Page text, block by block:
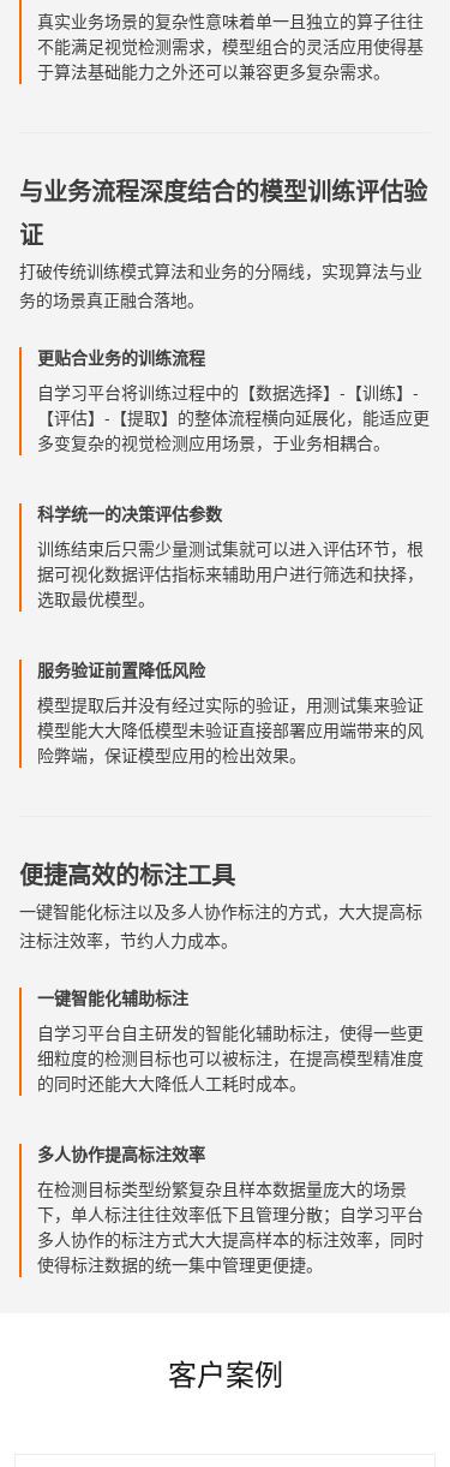
真实业务场景的复杂性意味着单一且独立的算子往往
不能满足视觉检测需求，模型组合的灵活应用使得基
于算法基础能力之外还可以兼容更多复杂需求。
与业务流程深度结合的模型训练评估验
证
打破传统训练模式算法和业务的分隔线，实现算法与业
务的场景真正融合落地。
更贴合业务的训练流程
自学习平台将训练过程中的【数据选择】-【训练】-
【评估】-【提取】的整体流程横向延展化，能适应更
多变复杂的视觉检测应用场景，于业务相耦合。
科学统一的决策评估参数
训练结束后只需少量测试集就可以进入评估环节，根
据可视化数据评估指标来辅助用户进行筛选和抉择，
选取最优模型。
服务验证前置降低风险
模型提取后并没有经过实际的验证，用测试集来验证
模型能大大降低模型未验证直接部署应用端带来的风
险弊端，保证模型应用的检出效果。
便捷高效的标注工具
一键智能化标注以及多人协作标注的方式，大大提高标
注标注效率，节约人力成本。
一键智能化辅助标注
自学习平台自主研发的智能化辅助标注，使得一些更
细粒度的检测目标也可以被标注，在提高模型精准度
的同时还能大大降低人工耗时成本。
多人协作提高标注效率
在检测目标类型纷繁复杂且样本数据量庞大的场景
下，单人标注往往效率低下且管理分散；自学习平台
多人协作的标注方式大大提高样本的标注效率，同时
使得标注数据的统一集中管理更便捷。
客户案例